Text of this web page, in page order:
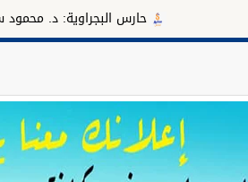
حارس البجراوية: د. محمود سليمان